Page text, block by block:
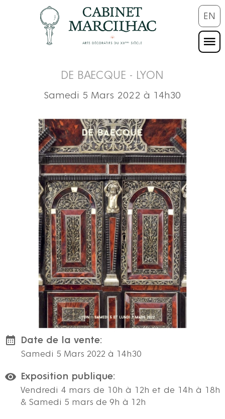
EN
DE BAECQUE - LYON
Samedi 5 Mars 2022 à 14h30
Date de la vente:
Samedi 5 Mars 2022 à 14h30
Exposition publique:
Vendredi 4 mars de 10h à 12h et de 14h à 18h
& Samedi 5 mars de 9h à 12h